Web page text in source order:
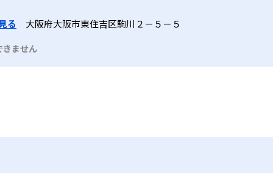
る 大阪府大阪市東住吉区駒川２－５－５
きません